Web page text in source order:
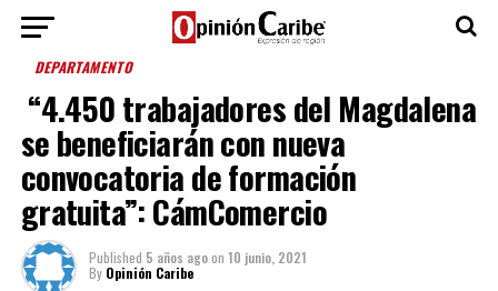
DEPARTAMENTO
“4.450 trabajadores del Magdalena
se beneficiarán con nueva
convocatoria de formación
gratuita”: CámComercio
Published 5 años agoon 10 junio, 2021
By Opinión Caribe